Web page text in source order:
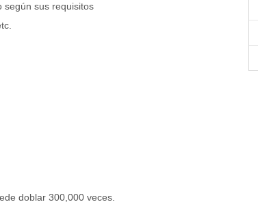
según sus requisitos
doblar 300,000 veces.